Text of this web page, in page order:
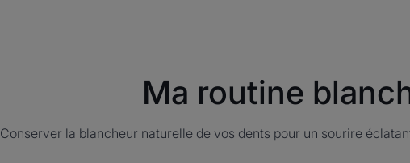
Ma routine
Conserver la blancheur naturelle de vos dents pour un sourire